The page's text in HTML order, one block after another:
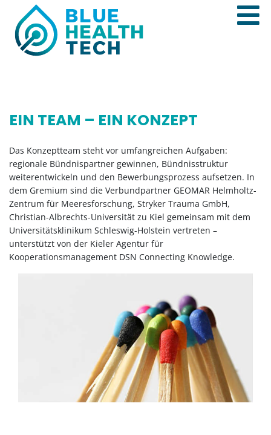
EIN TEAM – EIN KONZEPT
Das Konzeptteam steht vor umfangreichen Aufgaben:
regionale Bündnispartner gewinnen, Bündnisstruktur
weiterentwickeln und den Bewerbungsprozess aufsetzen. In
dem Gremium sind die Verbundpartner GEOMAR Helmholtz-
Zentrum für Meeresforschung, ​Stryker Trauma GmbH,
Christian-Albrechts-Universität zu Kiel gemeinsam mit dem
Universitätsklinikum Schleswig-Holstein vertreten –
unterstützt von der Kieler Agentur für
Kooperationsmanagement DSN Connecting Knowledge.